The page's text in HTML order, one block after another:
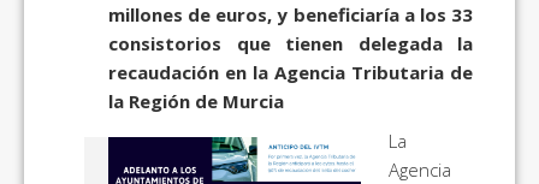
millones de euros, y beneficiaría a los 33
consistorios que tienen delegada la
recaudación en la Agencia Tributaria de
la Región de Murcia
La
Agencia